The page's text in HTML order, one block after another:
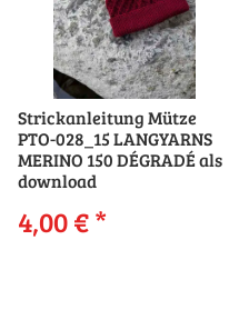
Strickanleitung Mütze
PTO-028_15 LANGYARNS
MERINO 150 DÉGRADÉ als
download
4,00 €*